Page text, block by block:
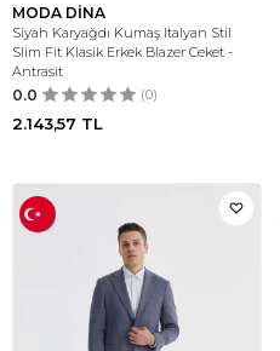
MODA DİNA
Siyah Karyağdı Kumaş Italyan Stil
Slim Fit Klasik Erkek Blazer Ceket -
Antrasit
0.0 (0)
2.143,57 TL